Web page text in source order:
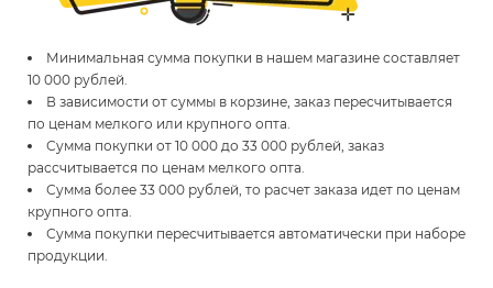
Минимальная сумма покупки в нашем магазине составляет
10 000 рублей.
В зависимости от суммы в корзине, заказ пересчитывается
по ценам мелкого или крупного опта.
Сумма покупки от 10 000 до 33 000 рублей, заказ
рассчитывается по ценам мелкого опта.
Сумма более 33 000 рублей, то расчет заказа идет по ценам
крупного опта.
Сумма покупки пересчитывается автоматически при наборе
продукции.